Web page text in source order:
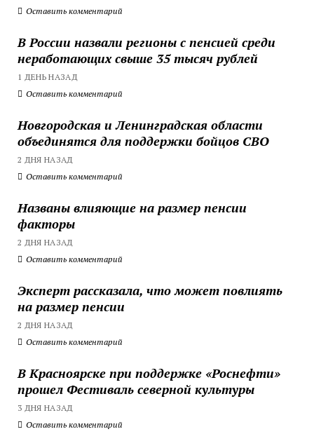
Оставить комментарий
В России назвали регионы с пенсией среди
неработающих свыше 35 тысяч рублей
1 ДЕНЬ НАЗАД
Оставить комментарий
Новгородская и Ленинградская области
объединятся для поддержки бойцов СВО
2 ДНЯ НАЗАД
Оставить комментарий
Названы влияющие на размер пенсии
факторы
2 ДНЯ НАЗАД
Оставить комментарий
Эксперт рассказала, что может повлиять
на размер пенсии
2 ДНЯ НАЗАД
Оставить комментарий
В Красноярске при поддержке «Роснефти»
прошел Фестиваль северной культуры
3 ДНЯ НАЗАД
Оставить комментарий